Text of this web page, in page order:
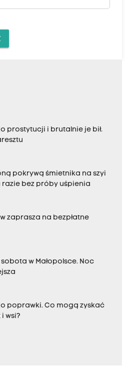
prostytucji i brutalnie je bił.
pokrywą śmietnika na szyi
razie bez próby uśpienia
zaprasza na bezpłatne
w Małopolsce. Noc
poprawki. Co mogą zyskać
wsi?